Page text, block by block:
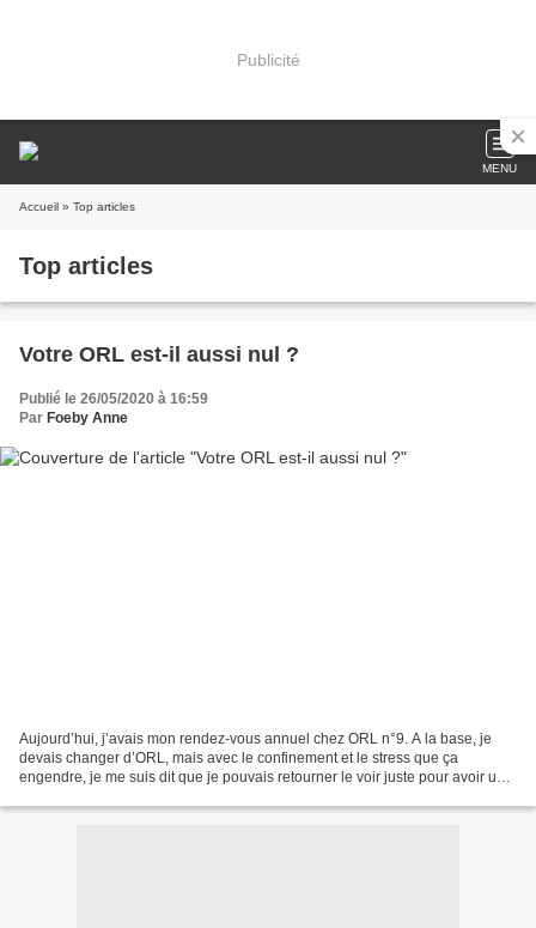
Publicité
MENU
Accueil » Top articles
Top articles
Votre ORL est-il aussi nul ?
Publié le 26/05/2020 à 16:59
Par Foeby Anne
Aujourd’hui, j’avais mon rendez-vous annuel chez ORL n°9. A la base, je
devais changer d’ORL, mais avec le confinement et le stress que ça
engendre, je me suis dit que je pouvais retourner le voir juste pour avoir un